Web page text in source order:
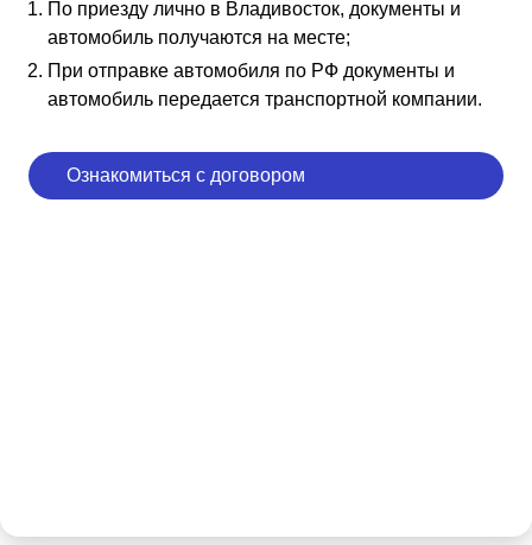
По приезду лично в Владивосток, документы и
автомобиль получаются на месте;
При отправке автомобиля по РФ документы и
автомобиль передается транспортной компании.
Ознакомиться с договором